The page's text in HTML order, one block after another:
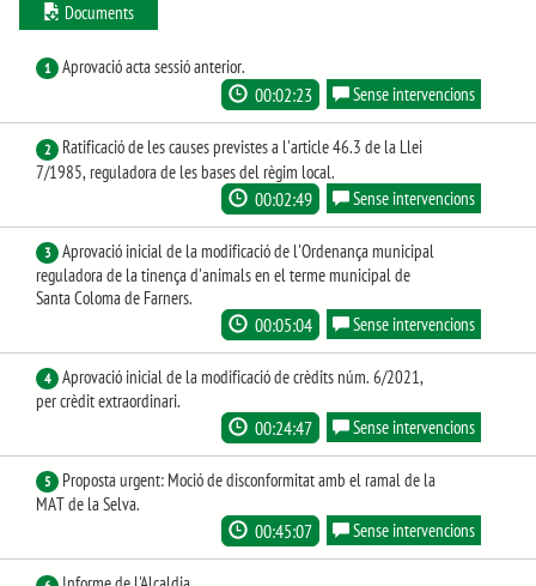
Documents
1 Aprovació acta sessió anterior.
00:02:23 Sense intervencions
2
Ratificació de les causes previstes a l'article 46.3 de la Llei
7/1985, reguladora de les bases del règim local.
00:02:49 Sense intervencions
3
Aprovació inicial de la modificació de l'Ordenança municipal
reguladora de la tinença d'animals en el terme municipal de
Santa Coloma de Farners.
00:05:04 Sense intervencions
4
Aprovació inicial de la modificació de crèdits núm. 6/2021,
per crèdit extraordinari.
00:24:47 Sense intervencions
5
Proposta urgent: Moció de disconformitat amb el ramal de la
MAT de la Selva.
00:45:07 Sense intervencions